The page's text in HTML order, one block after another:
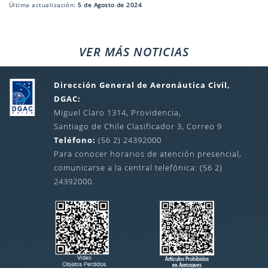
Última actualización:5 de Agosto de 2024
VER MÁS NOTICIAS
Dirección General de Aeronáutica Civil,
DGAC:
Miguel Claro 1314, Providencia,
Santiago de Chile Clasificador 3, Correo 9
Teléfono: (56 2) 24392000
Para conocer horarios de atención presencial,
comunicarse a la central telefónica: (56 2)
24392000.